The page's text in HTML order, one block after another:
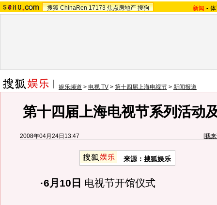
搜狐 ChinaRen 17173 焦点房地产 搜狗 新闻 -
娱乐频道 > 电视 TV > 第十四届上海电视节 > 新闻报道
第十四届上海电视节系列活动
2008年04月24日13:47 [我
来源：搜狐娱乐
·6月10日 电视节开馆仪式